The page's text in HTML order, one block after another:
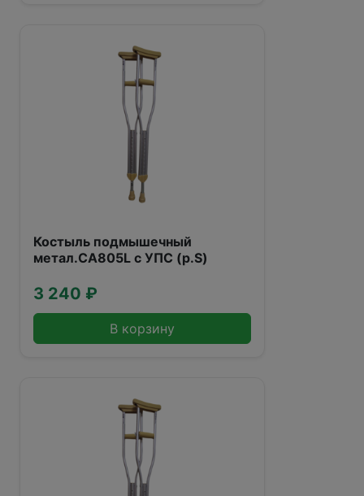
Костыль подмышечный
метал.CA805L с УПС (р.S)
3 240 ₽
В корзину